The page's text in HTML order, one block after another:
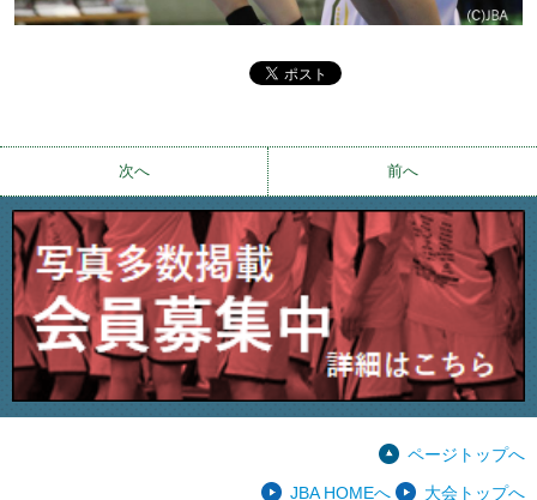
次へ 前へ
ページトップへ
JBA HOMEへ
大会トップへ